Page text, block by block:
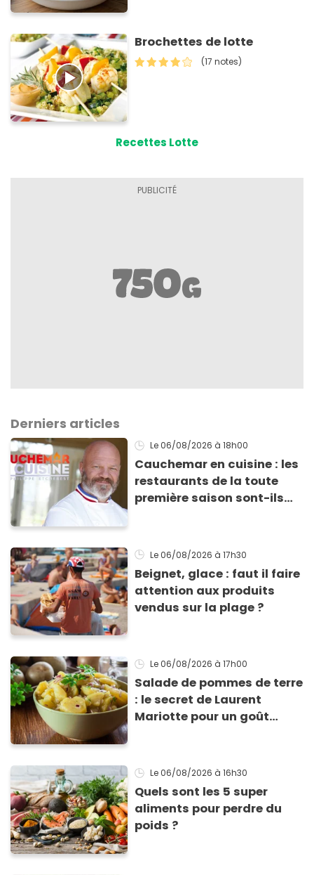
Brochettes de lotte
(17 notes)
Recettes Lotte
Derniers articles
Le 06/08/2026 à 18h00
Cauchemar en cuisine : les
restaurants de la toute
première saison sont-ils
Le 06/08/2026 à 17h30
Beignet, glace : faut il faire
attention aux produits
vendus sur la plage ?
Le 06/08/2026 à 17h00
Salade de pommes de terre
: le secret de Laurent
Mariotte pour un goût
Le 06/08/2026 à 16h30
Quels sont les 5 super
aliments pour perdre du
poids ?